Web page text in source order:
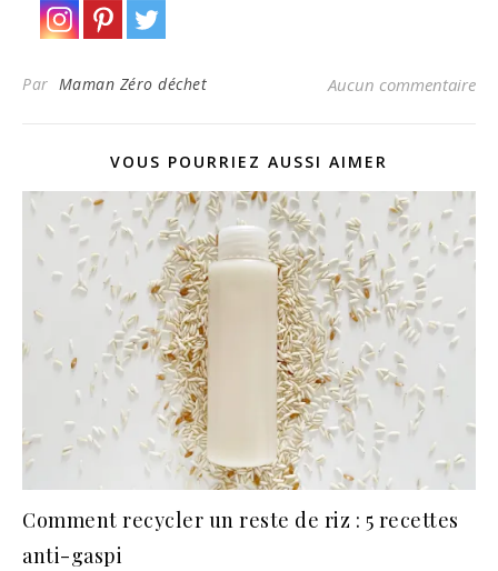
Par Maman Zéro déchet Aucun commentaire
VOUS POURRIEZ AUSSI AIMER
Comment recycler un reste de riz : 5 recettes
anti-gaspi